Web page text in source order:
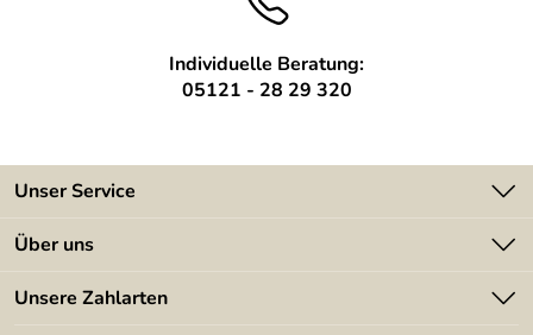
Die Frachtkosten richten sich nach Entfernung und Größe der Treppe.
Vierkantrohr feuerverzinkt nach
Treppenwange:
Breitflachstahl feuerverzinkt
Individuelle Beratung:
05121 - 28 29 320
Unser Service
Kontakt
Kundeninformationen
Über uns
Angebote
Unsere Zahlarten